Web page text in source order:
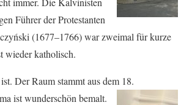
Führer der Protestanten
(1677–1766) war zweimal für kurze
wieder katholisch.
DerRaum stammt aus dem 18.
ist wunderschön bemalt.